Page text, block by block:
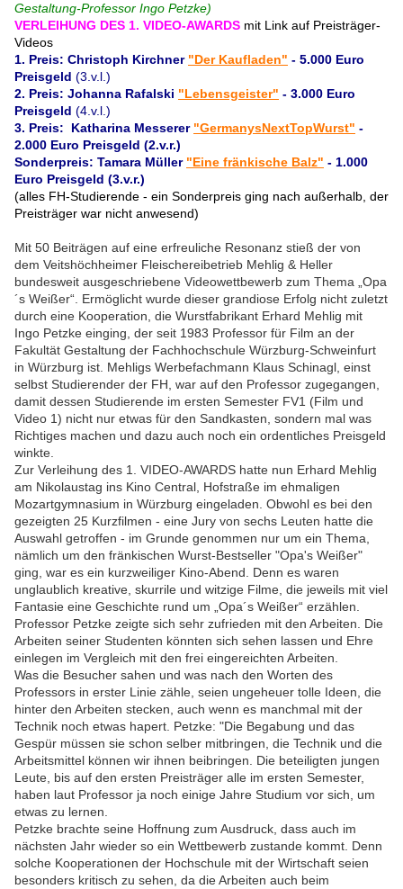
Gestaltung-Professor Ingo Petzke)
VERLEIHUNG DES 1. VIDEO-AWARDS mit Link auf Preisträger-
Videos
1. Preis: Christoph Kirchner "Der Kaufladen" - 5.000 Euro
Preisgeld (3.v.l.)
2. Preis: Johanna Rafalski "Lebensgeister" - 3.000 Euro
Preisgeld (4.v.l.)
3. Preis: Katharina Messerer "GermanysNextTopWurst" -
2.000 Euro Preisgeld (2.v.r.)
Sonderpreis: Tamara Müller "Eine fränkische Balz" - 1.000
Euro Preisgeld (3.v.r.)
(alles FH-Studierende - ein Sonderpreis ging nach außerhalb, der
Preisträger war nicht anwesend)
Mit 50 Beiträgen auf eine erfreuliche Resonanz stieß der von
dem Veitshöchheimer Fleischereibetrieb Mehlig & Heller
bundesweit ausgeschriebene Videowettbewerb zum Thema „Opa
´s Weißer“. Ermöglicht wurde dieser grandiose Erfolg nicht zuletzt
durch eine Kooperation, die Wurstfabrikant Erhard Mehlig mit
Ingo Petzke einging, der seit 1983 Professor für Film an der
Fakultät Gestaltung der Fachhochschule Würzburg-Schweinfurt
in Würzburg ist. Mehligs Werbefachmann Klaus Schinagl, einst
selbst Studierender der FH, war auf den Professor zugegangen,
damit dessen Studierende im ersten Semester FV1 (Film und
Video 1) nicht nur etwas für den Sandkasten, sondern mal was
Richtiges machen und dazu auch noch ein ordentliches Preisgeld
winkte.
Zur Verleihung des 1. VIDEO-AWARDS hatte nun Erhard Mehlig
am Nikolaustag ins Kino Central, Hofstraße im ehmaligen
Mozartgymnasium in Würzburg eingeladen. Obwohl es bei den
gezeigten 25 Kurzfilmen - eine Jury von sechs Leuten hatte die
Auswahl getroffen - im Grunde genommen nur um ein Thema,
nämlich um den fränkischen Wurst-Bestseller "Opa's Weißer"
ging, war es ein kurzweiliger Kino-Abend. Denn es waren
unglaublich kreative, skurrile und witzige Filme, die jeweils mit viel
Fantasie eine Geschichte rund um „Opa´s Weißer“ erzählen.
Professor Petzke zeigte sich sehr zufrieden mit den Arbeiten. Die
Arbeiten seiner Studenten könnten sich sehen lassen und Ehre
einlegen im Vergleich mit den frei eingereichten Arbeiten.
Was die Besucher sahen und was nach den Worten des
Professors in erster Linie zähle, seien ungeheuer tolle Ideen, die
hinter den Arbeiten stecken, auch wenn es manchmal mit der
Technik noch etwas hapert. Petzke: "Die Begabung und das
Gespür müssen sie schon selber mitbringen, die Technik und die
Arbeitsmittel können wir ihnen beibringen. Die beteiligten jungen
Leute, bis auf den ersten Preisträger alle im ersten Semester,
haben laut Professor ja noch einige Jahre Studium vor sich, um
etwas zu lernen.
Petzke brachte seine Hoffnung zum Ausdruck, dass auch im
nächsten Jahr wieder so ein Wettbewerb zustande kommt. Denn
solche Kooperationen der Hochschule mit der Wirtschaft seien
besonders kritisch zu sehen, da die Arbeiten auch beim